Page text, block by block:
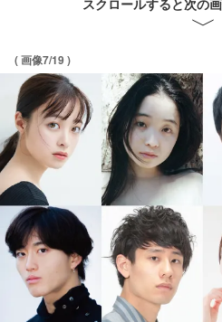
( 画像7/19 )